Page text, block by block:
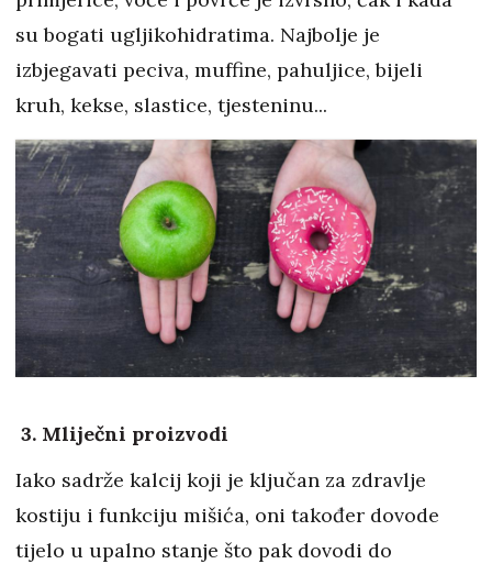
su bogati ugljikohidratima. Najbolje je
izbjegavati peciva, muffine, pahuljice, bijeli
kruh, kekse, slastice, tjesteninu...
3. Mliječni proizvodi
Iako sadrže kalcij koji je ključan za zdravlje
kostiju i funkciju mišića, oni također dovode
tijelo u upalno stanje što pak dovodi do